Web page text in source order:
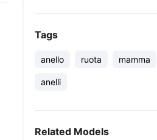
Tags
anello ruota mamma
anelli
Related Models